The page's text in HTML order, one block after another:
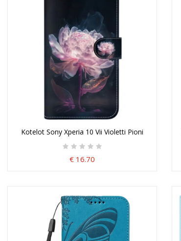
Kotelot Sony Xperia 10 Vii Violetti Pioni
€ 16.70